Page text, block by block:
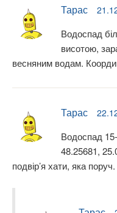
Тарас
Водоспад
висотою,
весняним водам.
Тарас
Водоспад
48.25681,
подвір’я хати, яка